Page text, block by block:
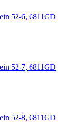
52-6, 6811GD
52-7, 6811GD
52-8, 6811GD